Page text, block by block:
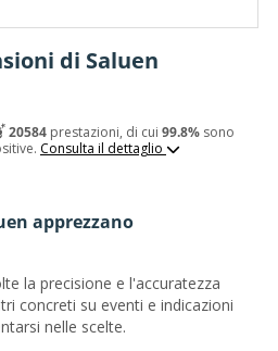
di Saluen
20584prestazioni, di cui 99.8%sono
Consulta il dettaglio
apprezzano
la precisione e l'accuratezza
concreti su eventi e indicazioni
nelle scelte.